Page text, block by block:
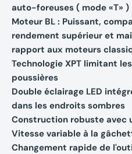
auto-foreuses ( mode «T» )
Moteur BL : Puissant,
rendement supérieur et
rapport aux moteurs
Technologie XPT limitant
poussières
Double éclairage LED
dans les endroits sombres
Construction robuste avec
Vitesse variable à la
Changement rapide de